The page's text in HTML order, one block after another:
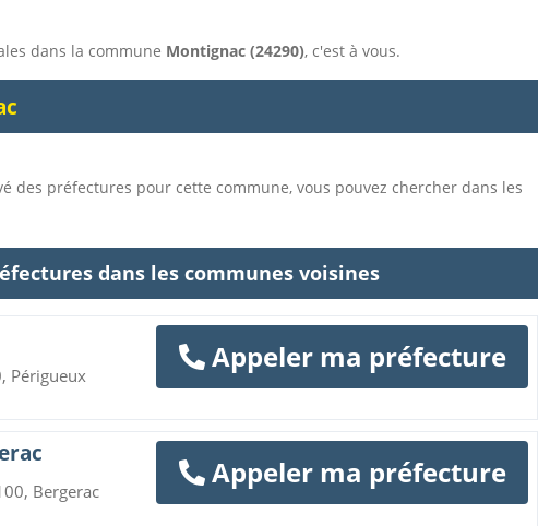
dans la commune Montignac (24290), c'est à vous.
des préfectures pour cette commune, vous pouvez chercher dans les
dans les communes voisines
Périgueux
Appeler ma préfecture
Bergerac
Appeler ma préfecture